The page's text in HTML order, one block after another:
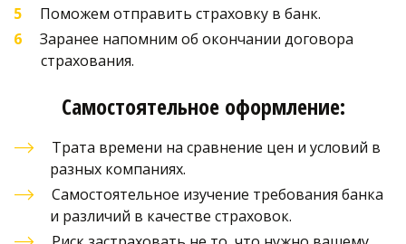
Поможем отправить страховку в банк.
Заранее напомним об окончании договора
страхования.
Самостоятельное оформление:
Трата времени на сравнение цен и условий в
разных компаниях.
Самостоятельное изучение требования банка
и различий в качестве страховок.